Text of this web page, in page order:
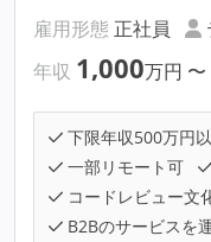
雇用形態 正社員
年収 1,000万円 〜
下限年収500万円
一部リモート可
コードレビュー文
B2Bのサービスを